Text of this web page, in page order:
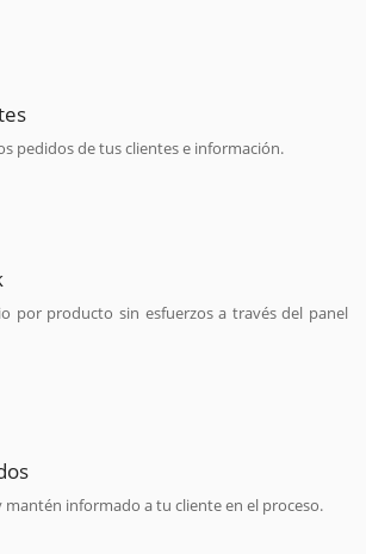
pedidos de tus clientes e información.
por producto sin esfuerzos a través del panel
mantén informado a tu cliente en el proceso.